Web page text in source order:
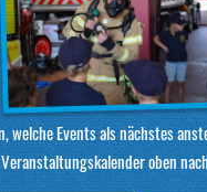
welche Events als nächstes
oben